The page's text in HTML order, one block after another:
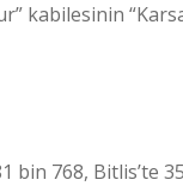
kabilesinin
768, Bitlis’te